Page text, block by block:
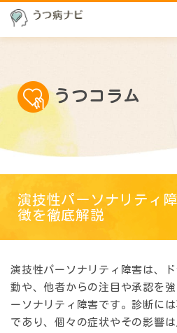
うつコラム
演技性パーソナリティ
徴を徹底解説
演技性パーソナリティ障害は、
動や、他者からの注目や承認を
ーソナリティ障害です。診断に
であり、個々の症状やその影響